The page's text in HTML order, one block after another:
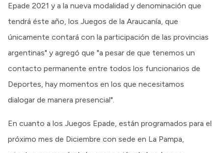
Epade 2021 y a la nueva modalidad y denominación que
tendrá éste año, los Juegos de la Araucanía, que
únicamente contará con la participación de las provincias
argentinas" y agregó que "a pesar de que tenemos un
contacto permanente entre todos los funcionarios de
Deportes, hay momentos en los que necesitamos
dialogar de manera presencial".
En cuanto a los Juegos Epade, están programados para el
próximo mes de Diciembre con sede en La Pampa,